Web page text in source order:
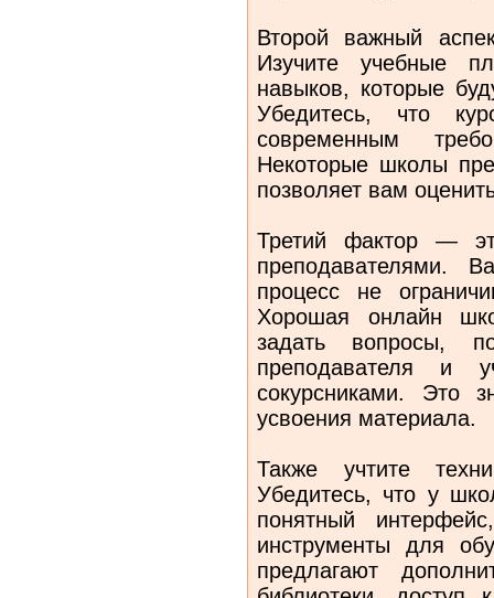
Второй важный
Изучите учебные
навыков, которые
Убедитесь, что
современным
Некоторые школы
позволяет вам
Третий фактор —
преподавателями.
процесс не
Хорошая онлайн
задать вопросы,
преподавателя и
сокурсниками. Это
усвоения материала.
Также учтите
Убедитесь, что у
понятный
инструменты для
предлагают